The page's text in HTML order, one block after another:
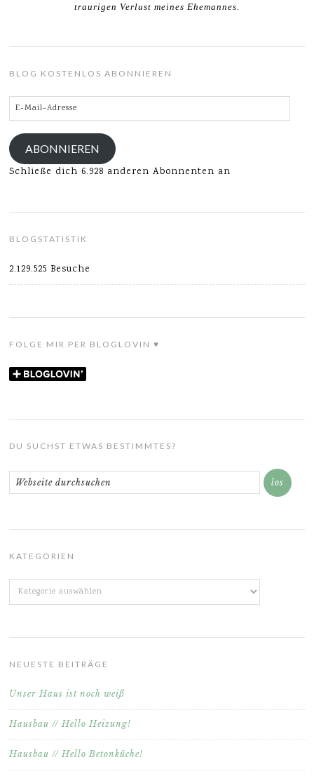
traurigen Verlust meines Ehemannes.
BLOG KOSTENLOS ABONNIEREN
E-
Mail-
Adresse
ABONNIEREN
Schließe dich 6.928 anderen Abonnenten an
BLOGSTATISTIK
2.129.525 Besuche
FOLGE MIR PER BLOGLOVIN ♥
DU SUCHST ETWAS BESTIMMTES?
KATEGORIEN
Kategorien
NEUESTE BEITRÄGE
Unser Haus ist noch weiß
Hausbau // Hello Heizung!
Hausbau // Hello Betonküche!